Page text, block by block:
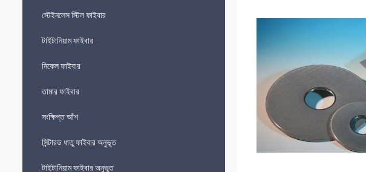
স্টেইনলেস স্টিল ফাইবার
টাইটানিয়াম ফাইবার
নিকেল ফাইবার
তামার ফাইবার
সংক্ষিপ্ত আঁশ
সিন্টারড ধাতু ফাইবার অনুভূত
টাইটানিয়াম ফাইবার অনুভূত